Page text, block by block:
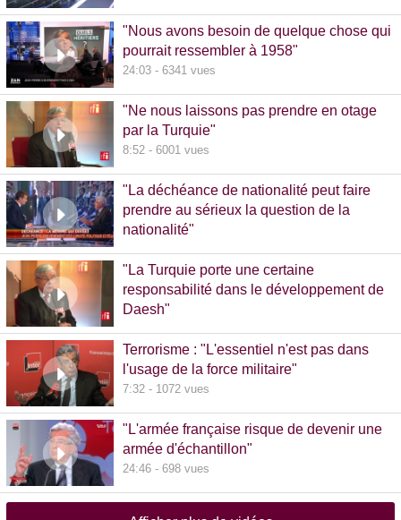
"Nous avons besoin de quelque chose qui
pourrait ressembler à 1958"
24:03 - 6341 vues
"Ne nous laissons pas prendre en otage
par la Turquie"
8:52 - 6001 vues
"La déchéance de nationalité peut faire
prendre au sérieux la question de la
nationalité"
"La Turquie porte une certaine
responsabilité dans le développement de
Daesh"
Terrorisme : "L'essentiel n'est pas dans
l'usage de la force militaire"
7:32 - 1072 vues
"L'armée française risque de devenir une
armée d'échantillon"
24:46 - 698 vues